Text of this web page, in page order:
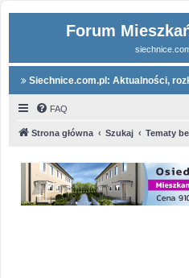
Forum
Siechnice.com.pl: Aktualności,
FAQ
Strona główna Szukaj Tematy